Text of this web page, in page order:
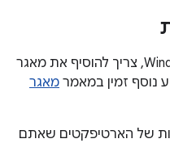
כדי להוסיף תלות ב-WindowManager, צריך להוסיף את מאגר
מאגר
של הארטיפקטים שאתם